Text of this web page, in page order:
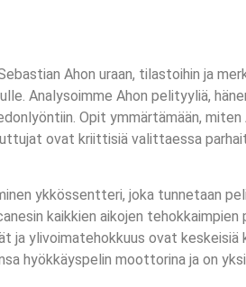
Ahon uraan, tilastoihin ja
Analysoimme Ahon pelityyliä,
Opit ymmärtämään,
ovat kriittisiä valittaessa
ykkössentteri, joka tunnetaan
kaikkien aikojen tehokkaimpien
ja ylivoimatehokkuus ovat
hyökkäyspelin moottorina ja on